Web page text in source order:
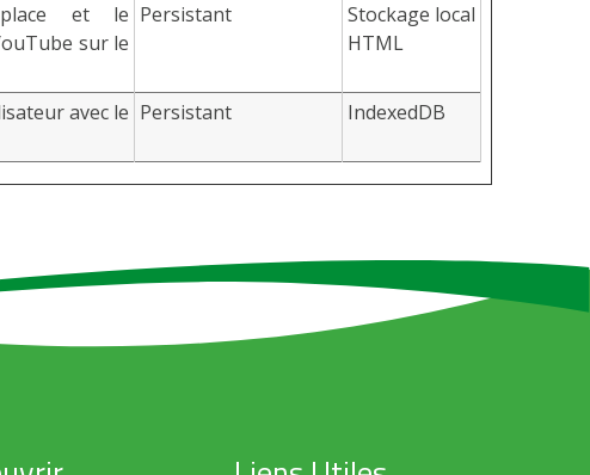
et le
sur le
Persistant
Stockage local
HTML
avec le Persistant IndexedDB